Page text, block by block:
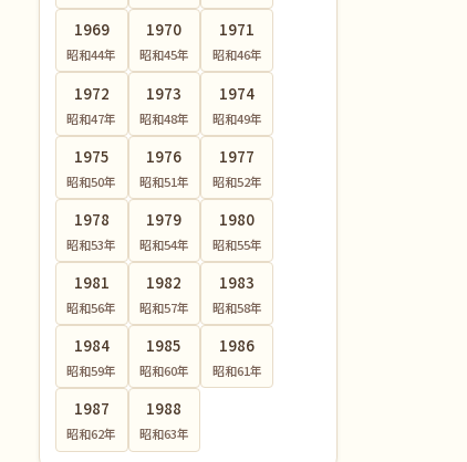
1969
昭和44年
1970
昭和45年
1971
昭和46年
1972
昭和47年
1973
昭和48年
1974
昭和49年
1975
昭和50年
1976
昭和51年
1977
昭和52年
1978
昭和53年
1979
昭和54年
1980
昭和55年
1981
昭和56年
1982
昭和57年
1983
昭和58年
1984
昭和59年
1985
昭和60年
1986
昭和61年
1987
昭和62年
1988
昭和63年